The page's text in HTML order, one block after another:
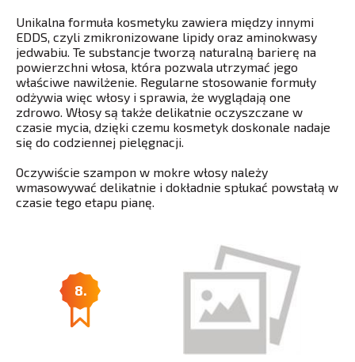
Unikalna formuła kosmetyku zawiera między innymi
EDDS, czyli zmikronizowane lipidy oraz aminokwasy
jedwabiu. Te substancje tworzą naturalną barierę na
powierzchni włosa, która pozwala utrzymać jego
właściwe nawilżenie. Regularne stosowanie formuły
odżywia więc włosy i sprawia, że wyglądają one
zdrowo. Włosy są także delikatnie oczyszczane w
czasie mycia, dzięki czemu kosmetyk doskonale nadaje
się do codziennej pielęgnacji.
Oczywiście szampon w mokre włosy należy
wmasowywać delikatnie i dokładnie spłukać powstałą w
czasie tego etapu pianę.
8.